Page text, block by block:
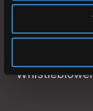
Vestervig